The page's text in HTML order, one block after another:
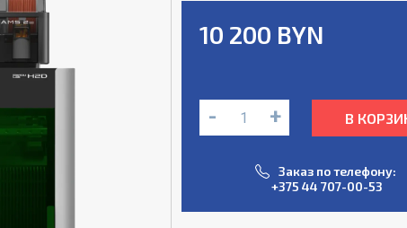
10 200 BYN
- + В
Заказ по телефону:
+375 44 707-00-53